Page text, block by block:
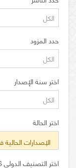
الكل
حدد المزود
الكل
اختر سنة الإصدار
الكل
اختر الحالة
اختر التصنيف الدولي ICS